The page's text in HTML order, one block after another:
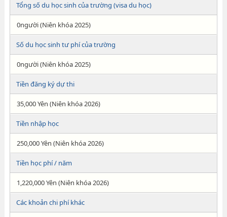
Tổng số du học sinh của trường (visa du học)
0người (Niên khóa 2025)
Số du học sinh tư phí của trường
0người (Niên khóa 2025)
Tiền đăng ký dự thi
35,000 Yên (Niên khóa 2026)
Tiền nhập học
250,000 Yên (Niên khóa 2026)
Tiền học phí / năm
1,220,000 Yên (Niên khóa 2026)
Các khoản chi phí khác